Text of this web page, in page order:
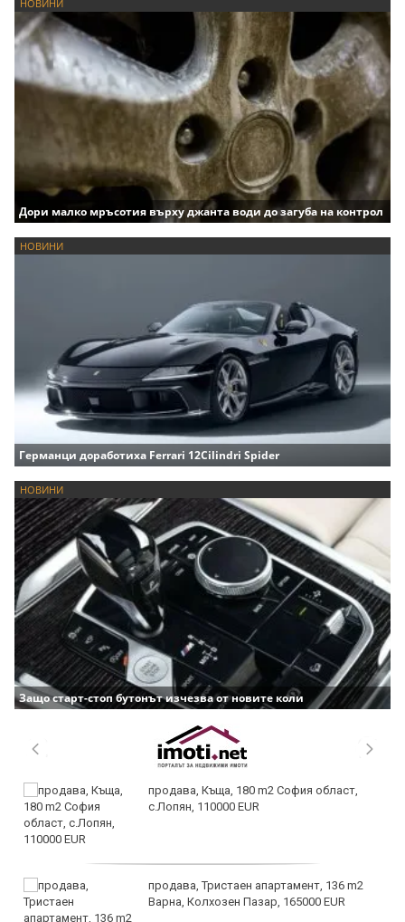
НОВИНИ
Дори малко мръсотия върху джанта води до загуба на контрол
НОВИНИ
Германци доработиха Ferrari 12Cilindri Spider
НОВИНИ
Защо старт-стоп бутонът изчезва от новите коли
продава, Къща, 180 m2 София област,
с.Лопян, 110000 EUR
продава, Тристаен апартамент, 136 m2
Варна, Колхозен Пазар, 165000 EUR